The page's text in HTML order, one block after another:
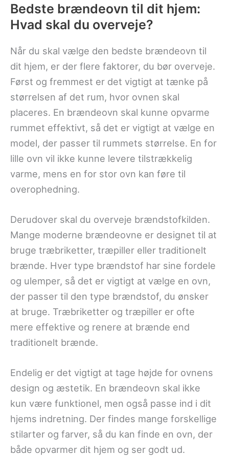
Bedste brændeovn til dit hjem:
Hvad skal du overveje?
Når du skal vælge den bedste brændeovn til
dit hjem, er der flere faktorer, du bør overveje.
Først og fremmest er det vigtigt at tænke på
størrelsen af det rum, hvor ovnen skal
placeres. En brændeovn skal kunne opvarme
rummet effektivt, så det er vigtigt at vælge en
model, der passer til rummets størrelse. En for
lille ovn vil ikke kunne levere tilstrækkelig
varme, mens en for stor ovn kan føre til
overophedning.
Derudover skal du overveje brændstofkilden.
Mange moderne brændeovne er designet til at
bruge træbriketter, træpiller eller traditionelt
brænde. Hver type brændstof har sine fordele
og ulemper, så det er vigtigt at vælge en ovn,
der passer til den type brændstof, du ønsker
at bruge. Træbriketter og træpiller er ofte
mere effektive og renere at brænde end
traditionelt brænde.
Endelig er det vigtigt at tage højde for ovnens
design og æstetik. En brændeovn skal ikke
kun være funktionel, men også passe ind i dit
hjems indretning. Der findes mange forskellige
stilarter og farver, så du kan finde en ovn, der
både opvarmer dit hjem og ser godt ud.